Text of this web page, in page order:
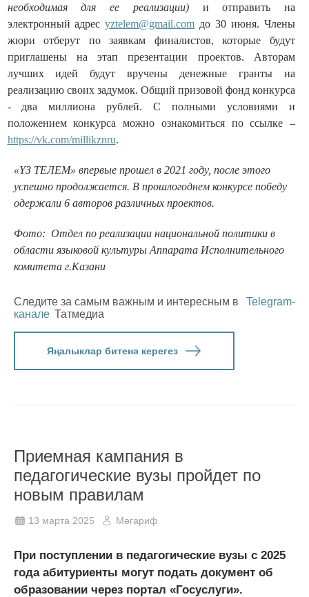
необходимая для ее реализации)и отправить на
электронный адресyztelem@gmail.com до 30 июня. Члены
жюри отберут по заявкам финалистов, которые будут
приглашены на этап презентации проектов. Авторам
лучших идей будут вручены денежные гранты на
реализацию своих задумок. Общий призовой фонд конкурса
- два миллиона рублей. С полными условиями и
положением конкурса можно ознакомиться по ссылке –
https://vk.com/millikznru.
«ҮЗ ТЕЛЕМ» впервые прошел в 2021 году, после этого
успешно продолжается. В прошлогоднем конкурсе победу
одержали 6 авторов различных проектов.
Фото: Отдел по реализации национальной политики в
области языковой культуры Аппарата Исполнительного
комитета г.Казани
Следите за самым важным и интересным в
Telegram-
канале Татмедиа
Яңалыклар битенә керегез
Приемная кампания в
педагогические вузы пройдет по
новым правилам
13 марта 2025 Мәгариф
При поступлении в педагогические вузы с 2025
года абитуриенты могут подать документ об
образовании через портал «Госуслуги».